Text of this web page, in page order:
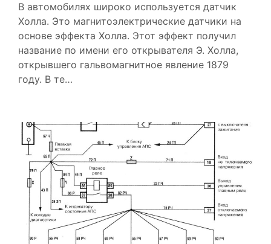
В автомобилях широко используется датчик
Холла. Это магнитоэлектрические датчики на
основе эффекта Холла. Этот эффект получил
название по имени его открывателя Э. Холла,
открывшего гальвомагнитное явление 1879
году. В те…